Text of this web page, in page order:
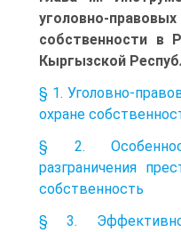
уголовно-
собственности в
Кыргызской
§ 1. Уголовно-
охране
§ 2.
разграничения
собственность
§ 3.